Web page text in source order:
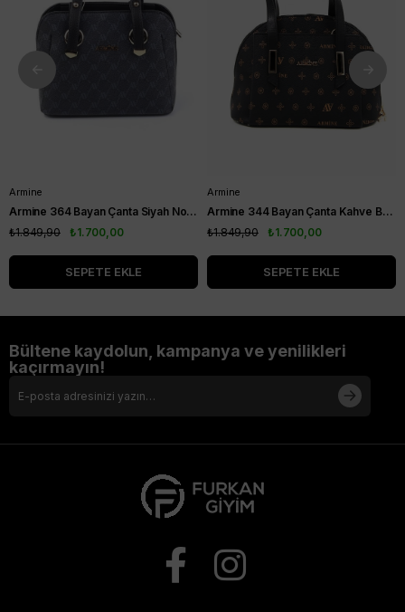
Armine
Armine 364 Bayan Çanta Siyah Noktalı
₺1.700,00
₺1.849,90
SEPETE EKLE
Armine
Armine 344 Bayan Çanta Kahve Baskılı
₺1.700,00
₺1.849,90
SEPETE EKLE
Bültene kaydolun, kampanya ve yenilikleri
kaçırmayın!